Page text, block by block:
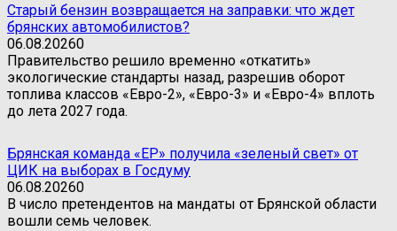
Старый бензин возвращается на заправки: что ждет
брянских автомобилистов?
06.08.20260
Правительство решило временно «откатить»
экологические стандарты назад, разрешив оборот
топлива классов «Евро-2», «Евро-3» и «Евро-4» вплоть
до лета 2027 года.
Брянская команда «ЕР» получила «зеленый свет» от
ЦИК на выборах в Госдуму
06.08.20260
В число претендентов на мандаты от Брянской области
вошли семь человек.